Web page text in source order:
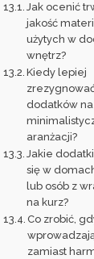
Jak ocenić
jakość
użytych w
wnętrz?
Kiedy lepiej
dodatków
aranżacji?
Jakie
się w
lub osób z
na kurz?
Co zrobić,
zamiast